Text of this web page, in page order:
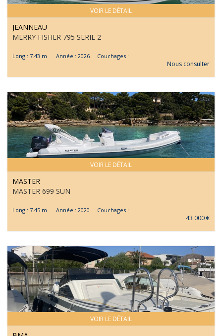
VOIR LE DÉTAIL
JEANNEAU
MERRY FISHER 795 SERIE 2
Long : 7.43 m Année : 2026 Couchages :
Nous consulter
VOIR LE DÉTAIL
MASTER
MASTER 699 SUN
Long : 7.45 m Année : 2020 Couchages :
43 000 €
VOIR LE DÉTAIL